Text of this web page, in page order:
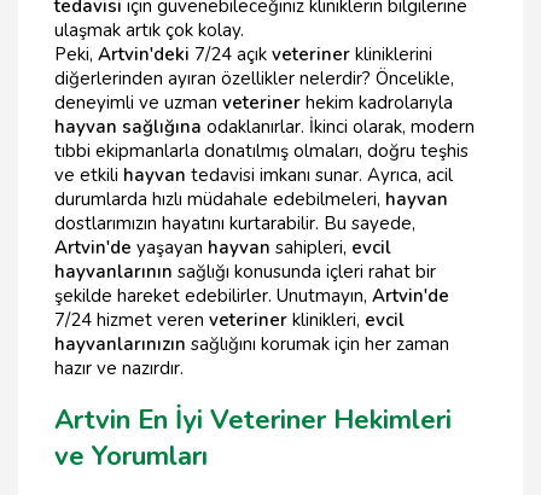
tedavisi için güvenebileceğiniz kliniklerin bilgilerine
ulaşmak artık çok kolay.
Peki, Artvin'deki 7/24 açık veteriner kliniklerini
diğerlerinden ayıran özellikler nelerdir? Öncelikle,
deneyimli ve uzman veteriner hekim kadrolarıyla
hayvan sağlığına odaklanırlar. İkinci olarak, modern
tıbbi ekipmanlarla donatılmış olmaları, doğru teşhis
ve etkili hayvan tedavisi imkanı sunar. Ayrıca, acil
durumlarda hızlı müdahale edebilmeleri, hayvan
dostlarımızın hayatını kurtarabilir. Bu sayede,
Artvin'de yaşayan hayvan sahipleri, evcil
hayvanlarının sağlığı konusunda içleri rahat bir
şekilde hareket edebilirler. Unutmayın, Artvin'de
7/24 hizmet veren veteriner klinikleri, evcil
hayvanlarınızın sağlığını korumak için her zaman
hazır ve nazırdır.
Artvin En İyi Veteriner Hekimleri
ve Yorumları